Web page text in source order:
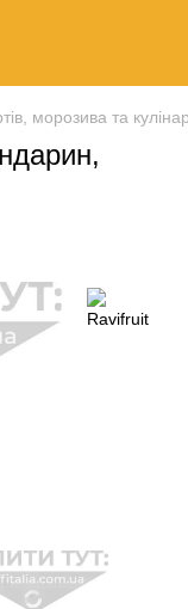
морозива та